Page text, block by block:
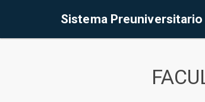
Sistema Preuniversitario